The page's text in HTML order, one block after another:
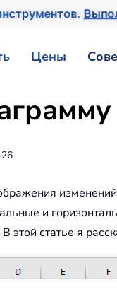
Цены
и
этой статье я